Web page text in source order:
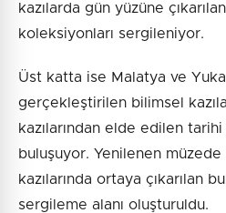
kazılarda gün yüzüne
koleksiyonları sergileniyor.
Üst katta ise Malatya ve
gerçekleştirilen bilimsel
kazılarından elde edilen
buluşuyor. Yenilenen
kazılarında ortaya çıkarılan
sergileme alanı oluşturuldu.